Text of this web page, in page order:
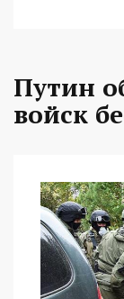
Путин
войск